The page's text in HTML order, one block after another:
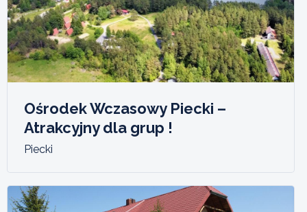
Ośrodek Wczasowy Piecki –
Atrakcyjny dla grup !
Piecki